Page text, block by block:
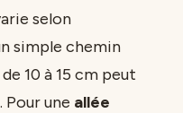
selon
simple chemin
10 à 15 cm peut
une allée